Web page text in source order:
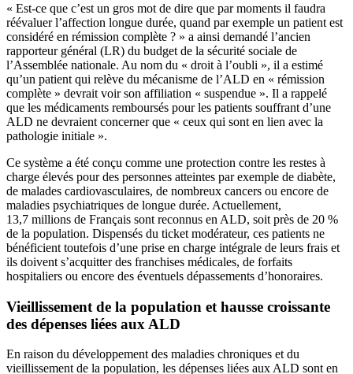
« Est-ce que c’est un gros mot de dire que par moments il faudra
réévaluer l’affection longue durée, quand par exemple un patient est
considéré en rémission complète ? » a ainsi demandé l’ancien
rapporteur général (LR) du budget de la sécurité sociale de
l’Assemblée nationale. Au nom du « droit à l’oubli », il a estimé
qu’un patient qui relève du mécanisme de l’ALD en « rémission
complète » devrait voir son affiliation « suspendue ». Il a rappelé
que les médicaments remboursés pour les patients souffrant d’une
ALD ne devraient concerner que « ceux qui sont en lien avec la
pathologie initiale ».
Ce système a été conçu comme une protection contre les restes à
charge élevés pour des personnes atteintes par exemple de diabète,
de malades cardiovasculaires, de nombreux cancers ou encore de
maladies psychiatriques de longue durée. Actuellement,
13,7 millions de Français sont reconnus en ALD, soit près de 20 %
de la population. Dispensés du ticket modérateur, ces patients ne
bénéficient toutefois d’une prise en charge intégrale de leurs frais et
ils doivent s’acquitter des franchises médicales, de forfaits
hospitaliers ou encore des éventuels dépassements d’honoraires.
Vieillissement de la population et hausse croissante
des dépenses liées aux ALD
En raison du développement des maladies chroniques et du
vieillissement de la population, les dépenses liées aux ALD sont en